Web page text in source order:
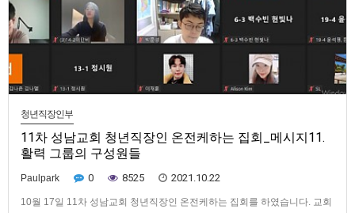
청년직장인부
11차 성남교회 청년직장인 온전케하는 집회_메시지11.
활력 그룹의 구성원들
Paulpark 0 8525 2021.10.22
10월 17일 11차 성남교회 청년직장인 온전케하는 집회를 하였습니다. 교회